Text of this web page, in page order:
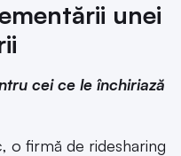
unei
cei ce le închiriază
o firmă de ridesharing